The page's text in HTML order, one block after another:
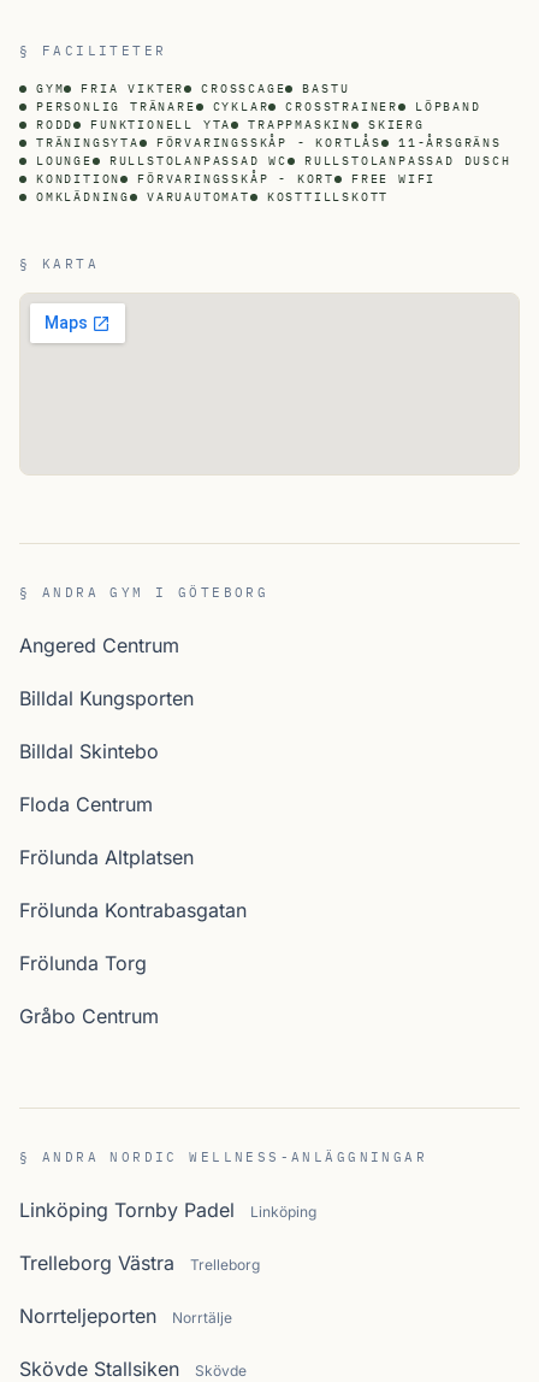
§ FACILITETER
GYM FRIA VIKTER CROSSCAGE
BASTU
PERSONLIG TRÄNARE
CYKLAR CROSSTRAINER
LÖPBAND
RODD
FUNKTIONELL YTA TRAPPMASKIN
SKIERG
TRÄNINGSYTA
FÖRVARINGSSKÅP - KORTLÅS
11-ÅRSGRÄNS
LOUNGE
RULLSTOLANPASSAD WC
RULLSTOLANPASSAD DUSCH
KONDITION
FÖRVARINGSSKÅP - KORT
FREE WIFI
OMKLÄDNING
VARUAUTOMAT KOSTTILLSKOTT
§ KARTA
§ ANDRA GYM I GÖTEBORG
Angered Centrum
Billdal Kungsporten
Billdal Skintebo
Floda Centrum
Frölunda Altplatsen
Frölunda Kontrabasgatan
Frölunda Torg
Gråbo Centrum
§ ANDRA NORDIC WELLNESS-ANLÄGGNINGAR
Linköping Tornby Padel Linköping
Trelleborg Västra Trelleborg
Norrteljeporten Norrtälje
Skövde Stallsiken Skövde